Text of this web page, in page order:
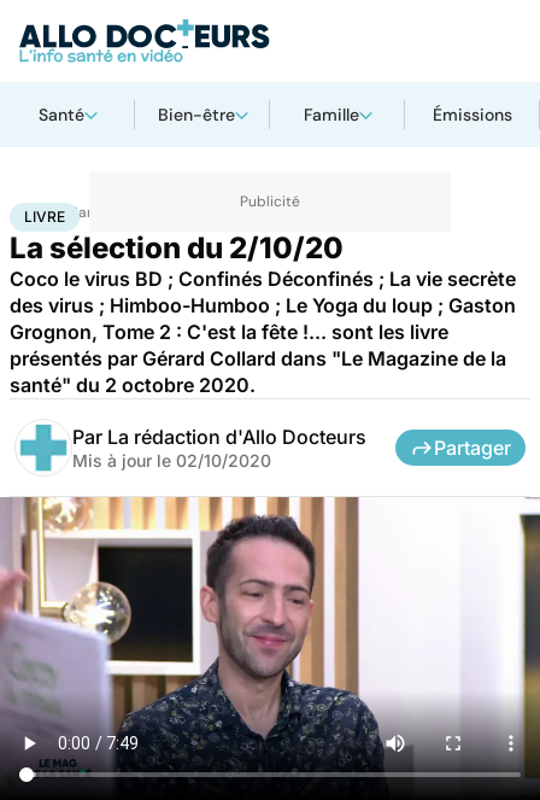
Santé Bien-être Famille Émissions
Accueil Santé
LIVRE
La sélection du 2/10/20
Coco le virus BD ; Confinés Déconfinés ; La vie secrète
des virus ; Himboo-Humboo ; Le Yoga du loup ; Gaston
Grognon, Tome 2 : C'est la fête !... sont les livre
présentés par Gérard Collard dans "Le Magazine de la
santé" du 2 octobre 2020.
Par La rédaction d'Allo Docteurs
Mis à jour le 02/10/2020
Partager